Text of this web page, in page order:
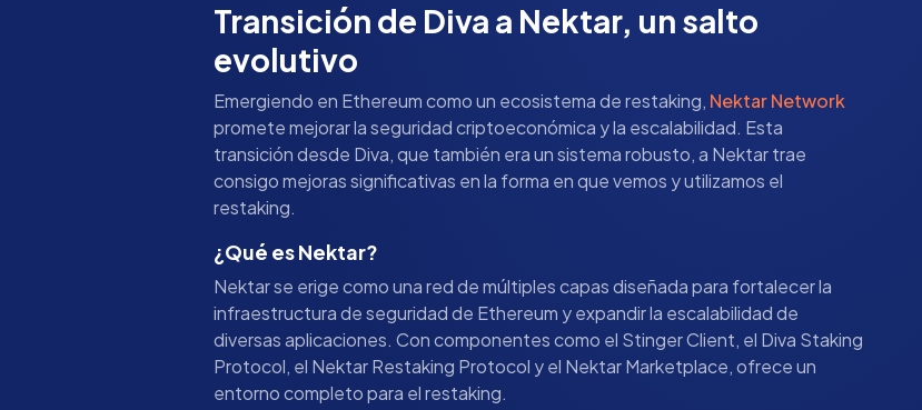
Transición de Diva a Nektar, un salto
evolutivo
Emergiendo en Ethereum como un ecosistema de restaking, Nektar Network
promete mejorar la seguridad criptoeconómica y la escalabilidad. Esta
transición desde Diva, que también era un sistema robusto, a Nektar trae
consigo mejoras significativas en la forma en que vemos y utilizamos el
restaking.
¿Qué es Nektar?
Nektar se erige como una red de múltiples capas diseñada para fortalecer la
infraestructura de seguridad de Ethereum y expandir la escalabilidad de
diversas aplicaciones. Con componentes como el Stinger Client, el Diva Staking
Protocol, el Nektar Restaking Protocol y el Nektar Marketplace, ofrece un
entorno completo para el restaking.